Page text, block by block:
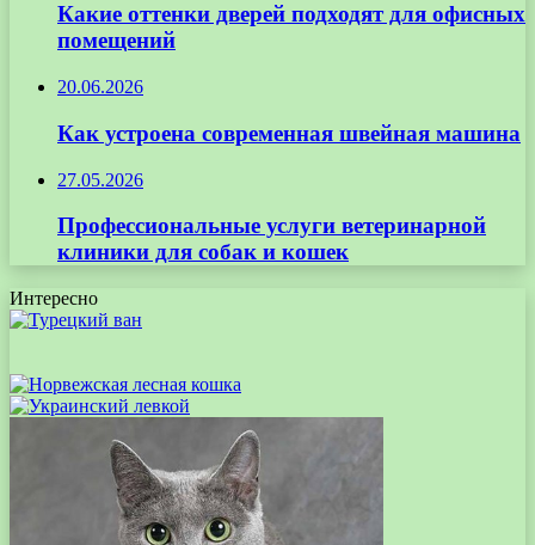
Какие оттенки дверей подходят для офисных
помещений
20.06.2026
Как устроена современная швейная машина
27.05.2026
Профессиональные услуги ветеринарной
клиники для собак и кошек
Интересно